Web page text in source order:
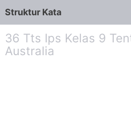
Struktur Kata
36 Tts Ips Kelas 9
Australia